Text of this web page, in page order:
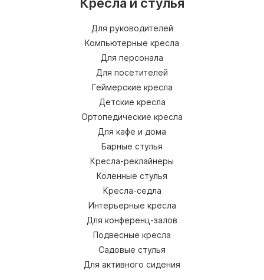
Кресла и стулья
Для руководителей
Компьютерные кресла
Для персонала
Для посетителей
Геймерские кресла
Детские кресла
Ортопедические кресла
Для кафе и дома
Барные стулья
Кресла-реклайнеры
Коленные стулья
Кресла-седла
Интерьерные кресла
Для конференц-залов
Подвесные кресла
Садовые стулья
Для активного сидения